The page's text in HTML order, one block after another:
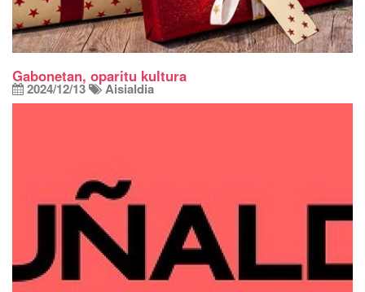
Gabonetan, oparitu kultura
2024/12/13 Aisialdia